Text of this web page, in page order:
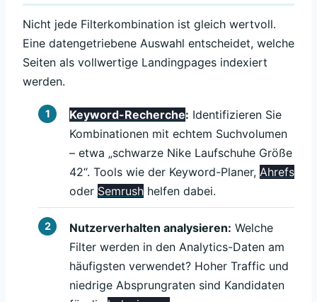
Nicht jede Filterkombination ist gleich wertvoll.
Eine datengetriebene Auswahl entscheidet, welche
Seiten als vollwertige Landingpages indexiert
werden.
Keyword-Recherche: Identifizieren Sie
Kombinationen mit echtem Suchvolumen
– etwa „schwarze Nike Laufschuhe Größe
42“. Tools wie der Keyword-Planer, Ahrefs
oder Semrushhelfen dabei.
Nutzerverhalten analysieren: Welche
Filter werden in den Analytics-Daten am
häufigsten verwendet? Hoher Traffic und
niedrige Absprungraten sind Kandidaten